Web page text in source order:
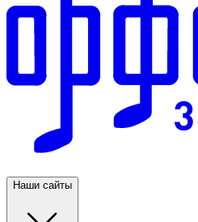
Наши сайты